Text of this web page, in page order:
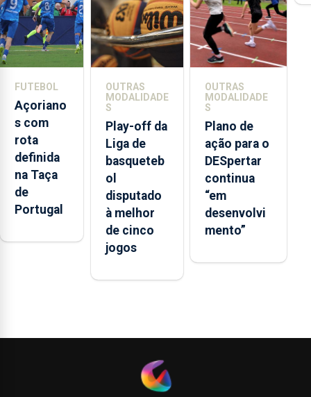
FUTEBOL
Açoriano
s com
rota
definida
na Taça
de
Portugal
OUTRAS
MODALIDADE
S
Play-off da
Liga de
basqueteb
ol
disputado
à melhor
de cinco
jogos
OUTRAS
MODALIDADE
S
Plano de
ação para o
DESpertar
continua
“em
desenvolvi
mento”